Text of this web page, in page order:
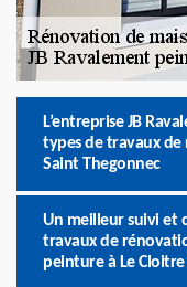
L’entreprise JB
types de travaux de
Saint Thegonnec
Un meilleur suivi et
travaux de
peinture à Le